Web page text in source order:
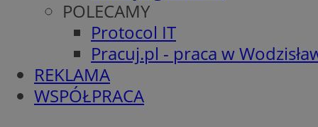
POLECAMY
Protocol IT
Pracuj.pl - praca w
REKLAMA
WSPÓŁPRACA